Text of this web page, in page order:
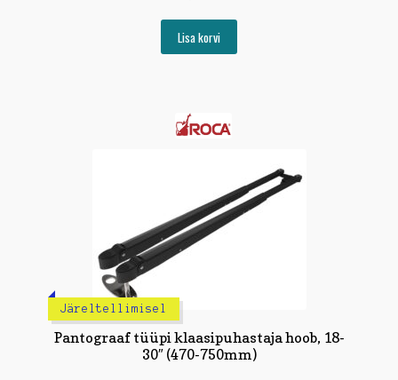
Lisa korvi
Järeltellimisel
Pantograaf tüüpi klaasipuhastaja hoob, 18-
30″ (470-750mm)